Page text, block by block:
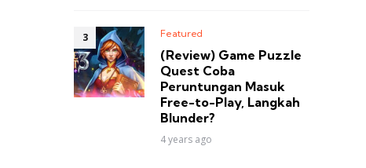
Featured
(Review) Game Puzzle
Quest Coba
Peruntungan Masuk
Free-to-Play, Langkah
Blunder?
4 years ago